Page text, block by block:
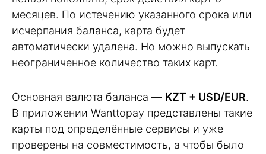
месяцев. По истечению указанного срока или
исчерпания баланса, карта будет
автоматически удалена. Но можно выпускать
неограниченное количество таких карт.
Основная валюта баланса — KZT + USD/EUR.
В приложении Wanttopay представлены такие
карты под определённые сервисы и уже
проверены на совместимость, а чтобы было